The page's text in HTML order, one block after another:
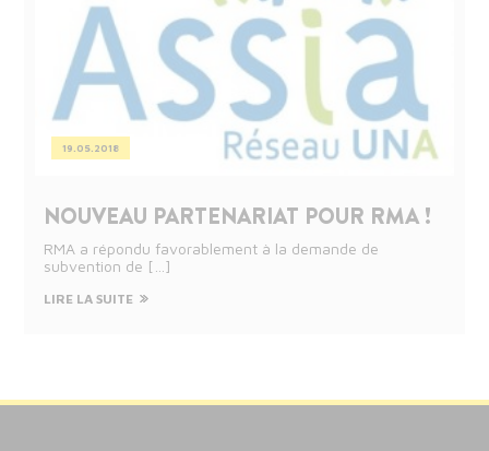
19.05.2018
NOUVEAU PARTENARIAT POUR RMA !
RMA a répondu favorablement à la demande de
subvention de […]
LIRE LA SUITE